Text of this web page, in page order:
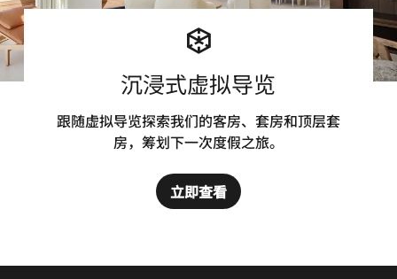
沉浸式虚拟导览
跟随虚拟导览探索我们的客房、套房和顶层套
房，筹划下一次度假之旅。
立即查看